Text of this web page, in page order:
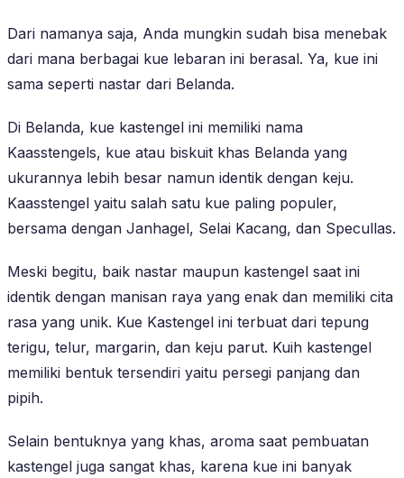
Dari namanya saja, Anda mungkin sudah bisa menebak
dari mana berbagai kue lebaran ini berasal. Ya, kue ini
sama seperti nastar dari Belanda.
Di Belanda, kue kastengel ini memiliki nama
Kaasstengels, kue atau biskuit khas Belanda yang
ukurannya lebih besar namun identik dengan keju.
Kaasstengel yaitu salah satu kue paling populer,
bersama dengan Janhagel, Selai Kacang, dan Specullas.
Meski begitu, baik nastar maupun kastengel saat ini
identik dengan manisan raya yang enak dan memiliki cita
rasa yang unik. Kue Kastengel ini terbuat dari tepung
terigu, telur, margarin, dan keju parut. Kuih kastengel
memiliki bentuk tersendiri yaitu persegi panjang dan
pipih.
Selain bentuknya yang khas, aroma saat pembuatan
kastengel juga sangat khas, karena kue ini banyak